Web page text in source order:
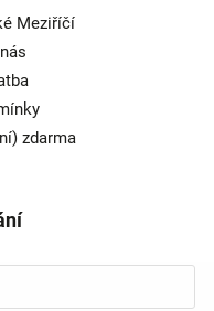
Meziříčí
zdarma